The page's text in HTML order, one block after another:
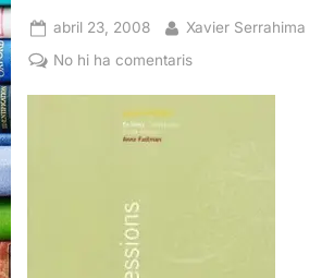
Posted
on
abril 23, 2008 By
Xavier Serrahima
No hi ha comentarisa